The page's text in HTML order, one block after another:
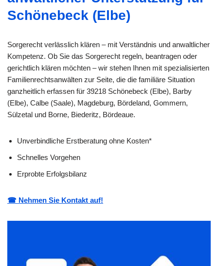
Schönebeck (Elbe)
Sorgerecht verlässlich klären – mit Verständnis und anwaltlicher
Kompetenz. Ob Sie das Sorgerecht regeln, beantragen oder
gerichtlich klären möchten – wir stehen Ihnen mit spezialisierten
Familienrechtsanwälten zur Seite, die die familiäre Situation
ganzheitlich erfassen für 39218 Schönebeck (Elbe), Barby
(Elbe), Calbe (Saale), Magdeburg, Bördeland, Gommern,
Sülzetal und Borne, Biederitz, Bördeaue.
Unverbindliche Erstberatung ohne Kosten*
Schnelles Vorgehen
Erprobte Erfolgsbilanz
☎ Nehmen Sie Kontakt auf!